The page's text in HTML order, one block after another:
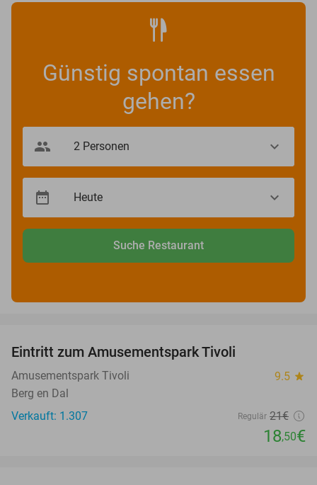
Günstig spontan essen
gehen?
Suche Restaurant
Eintritt zum Amusementspark Tivoli
Amusementspark Tivoli 9.5 star
Berg en Dal
Verkauft: 1.307
Regulär 21€
18,50€